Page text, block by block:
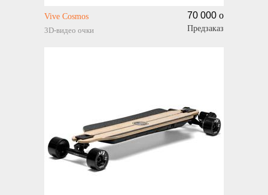
Vive Cosmos
3D-видео очки
70 000 o
Предзаказ